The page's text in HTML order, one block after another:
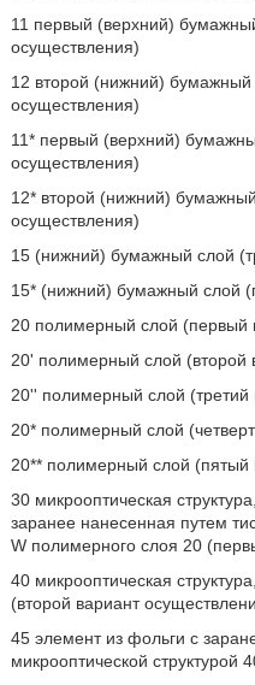
11 первый (верхний)
осуществления)
12 второй (нижний)
осуществления)
11* первый (верхний)
осуществления)
12* второй (нижний)
осуществления)
15 (нижний) бумажный слой
15* (нижний) бумажный слой
20 полимерный слой (первый
20' полимерный слой (второй
20'' полимерный слой (третий
20* полимерный слой
20** полимерный слой (пятый
30 микрооптическая
заранее нанесенная путем
W полимерного слоя 20
40 микрооптическая
(второй вариант
45 элемент из фольги с
микрооптической структурой